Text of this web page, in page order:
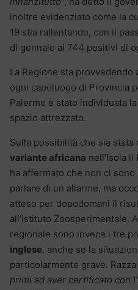
inoltre evidenziato come la
19 stia rallentando, con il
di gennaio ai 744 positivi di
La Regione sta provvedendo
ogni capoluogo di Provincia
Palermo è stato individuata
spazio attrezzato.
Sulla possibilità che sia
variante africana nell’Isola
ha affermato che non ci
parlare di un allarme, ma
atteso per dopodomani il
all’istituto Zoosperimentale.
regionale sono invece i tre
inglese, anche se la
particolarmente grave. Razza
primi ad aver certificato con